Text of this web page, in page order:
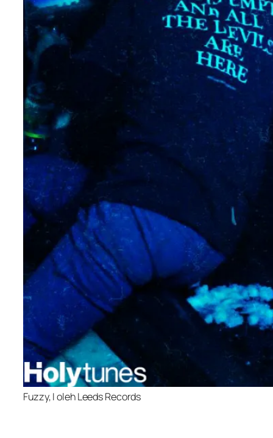
Fuzzy, I oleh Leeds Records